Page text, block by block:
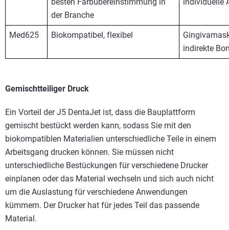
der Branche
Med625 Biokompatibel, flexibel
indirekte
Gemischtteiliger Druck
Ein Vorteil der J5 DentaJet ist, dass die Bauplattform
gemischt bestückt werden kann, sodass Sie mit den
biokompatiblen Materialien unterschiedliche Teile in einem
Arbeitsgang drucken können. Sie müssen nicht
unterschiedliche Bestückungen für verschiedene Drucker
einplanen oder das Material wechseln und sich auch nicht
um die Auslastung für verschiedene Anwendungen
kümmern. Der Drucker hat für jedes Teil das passende
Material.